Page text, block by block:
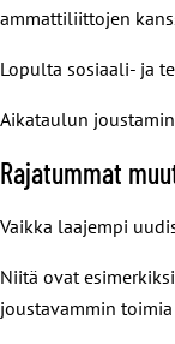
ammattiliittojen
Lopulta sosiaali- ja
Aikataulun
Rajatummat
Vaikka laajempi
Niitä ovat
joustavammin